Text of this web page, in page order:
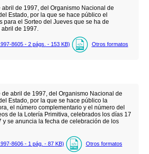
de 1997, del Organismo Nacional de
Estado, por la que se hace público el
para el Sorteo del Jueves que se ha de
de 1997.
8605 - 2 págs. - 153 KB) Otros formatos
abril de 1997, del Organismo Nacional de
Estado, por la que se hace público la
el número complementario y el número del
de la Lotería Primitiva, celebrados los días 17
y se anuncia la fecha de celebración de los
8606 - 1 pág. - 87 KB) Otros formatos